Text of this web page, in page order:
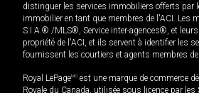
distinguer les services immobiliers offerts par
immobilier en tant que membres de l'ACI. Les
S.I.A.® /MLS®, Service inter-agences®, et
propriété de l'ACI, et ils servent à identifier les
fournissent les courtiers et agents membres de
Royal LePageMD est une marque de commerce
Royale du Canada, utilisée sous licence par